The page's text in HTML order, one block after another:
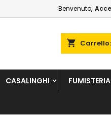
Benvenuto,
shopping_cart Carrello:
CASALINGHI FUMISTERIA